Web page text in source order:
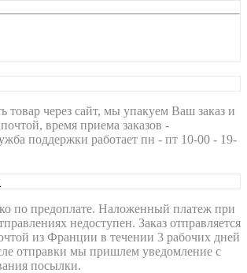
товар через сайт, мы упакуем Ваш заказ и
время приема заказов -
поддержки работает пн - пт 10-00 - 19-
по предоплате. Наложенный платеж при
недоступен. Заказ отправляется
из Франции в течении 3 рабочих дней
отправки мы пришлем уведомление с
посылки.